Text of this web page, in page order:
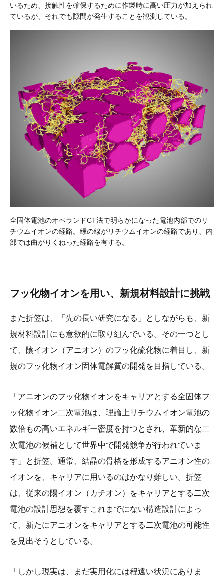
いるため、接触性を確保するために作製時に高い圧力が加えられ
ているが、それでも隙間が発生することを観測している。
全固体電池のオペランドCT法で明らかになった電池内部でのリ
チウムイオンの経路。緑の線がリチウムイオンの経路であり、内
部では曲がりくねった経路を有する。
フッ化物イオンを用い、新規材料設計に挑戦
また折笠は、「先の長い研究になる」としながらも、新
規材料設計にも意欲的に取り組んでいる。その一つとし
て、陰イオン（アニオン）のフッ化硫化物に着目し、新
規のフッ化物イオン固体電解質の開発を目指している。
「アニオンのフッ化物イオンをキャリアとする全固体フ
ッ化物イオン二次電池は、理論上リチウムイオン電池の
数倍もの高いエネルギー密度を持つとされ、革新的な二
次電池の候補として世界中で開発競争が行われていま
す」と折笠。通常、結晶の骨格を形成するアニオン性の
イオンを、キャリアに用いるのはかなり難しい。折笠
は、従来の陽イオン（カチオン）をキャリアとする二次
電池の設計思想を覆すこれまでにない構造設計によっ
て、新たにアニオンをキャリアとする二次電池の可能性
を見出そうとしている。
「しかし現実は、まだ実用化には程遠い状況にありま